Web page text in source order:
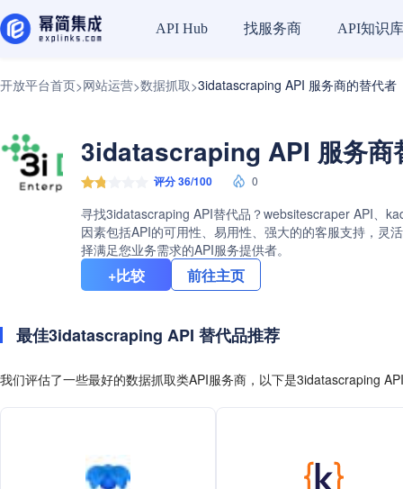
API Hub 找服务商 API知识库
开放平台首页>网站运营>数据抓取>3idatascraping API 服务商的替代者
3idatascraping API 服务商
评分 36/100 0
寻找3idatascraping API替代品？websitescraper API、
因素包括API的可用性、易用性、强大的的客服支持，灵
择满足您业务需求的API服务提供者。
+比较 前往主页
最佳3idatascraping API 替代品推荐
我们评估了一些最好的数据抓取类API服务商，以下是3idatascraping